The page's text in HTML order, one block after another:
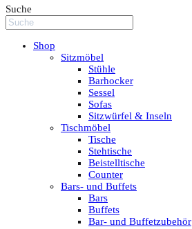
Suche
Shop
Sitzmöbel
Stühle
Barhocker
Sessel
Sofas
Sitzwürfel & Inseln
Tischmöbel
Tische
Stehtische
Beistelltische
Counter
Bars- und Buffets
Bars
Buffets
Bar- und Buffetzubehör